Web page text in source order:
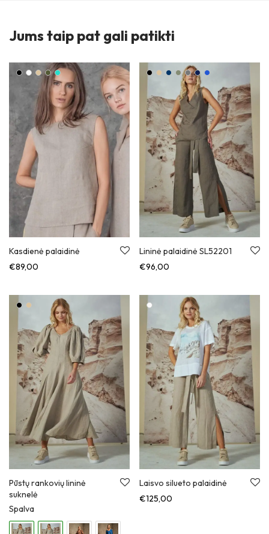
Jums taip pat gali patikti
Kasdienė palaidinė
€89,00
Lininė palaidinė SL52201
€96,00
Pūstų rankovių lininė
suknelė
Spalva
Laisvo silueto palaidinė
€125,00